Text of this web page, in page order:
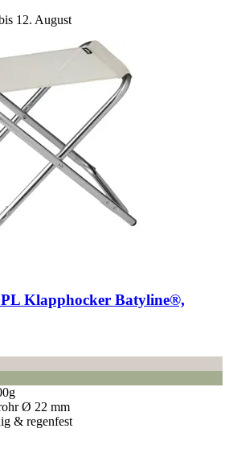
12. August
Klapphocker Batyline®,
Ø 22 mm
& regenfest